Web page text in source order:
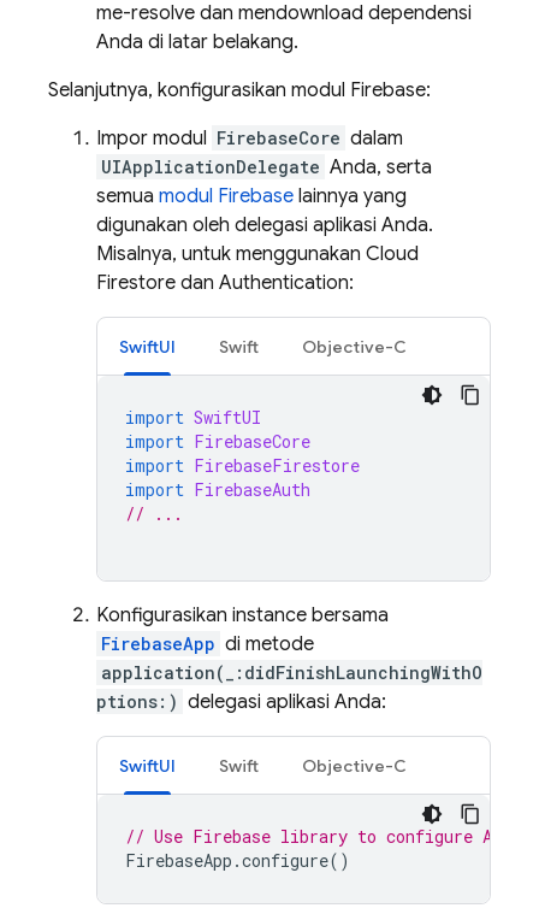
me-resolve dan mendownload dependensi
Anda di latar belakang.
Selanjutnya, konfigurasikan modul Firebase:
Impor modul FirebaseCore dalam
UIApplicationDelegate Anda, serta
semua modul Firebase lainnya yang
digunakan oleh delegasi aplikasi Anda.
Misalnya, untuk menggunakan Cloud
Firestore dan Authentication:
SwiftUI Swift Objective-C
import SwiftUI
import FirebaseCore
import FirebaseFirestore
import FirebaseAuth
// ...
Konfigurasikan instance bersama
FirebaseApp di metode
application(_:didFinishLaunchingWithO
ptions:) delegasi aplikasi Anda:
SwiftUI Swift Objective-C
// Use Firebase library to configure APIs
FirebaseApp .configure()